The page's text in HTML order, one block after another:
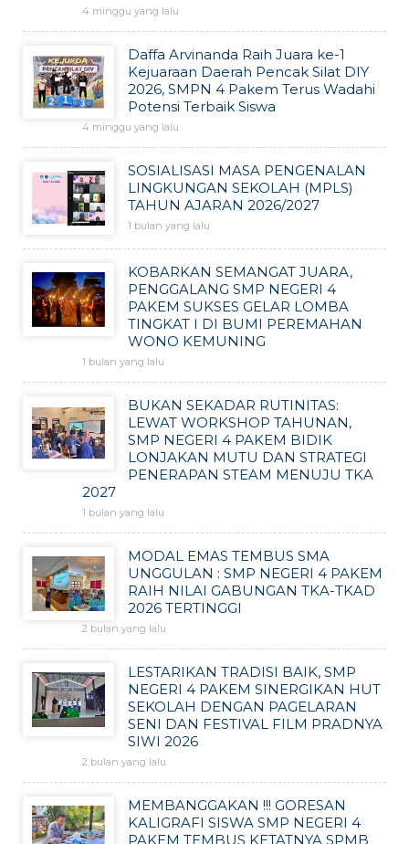
4 minggu yang lalu
Daffa Arvinanda Raih Juara ke-1
Kejuaraan Daerah Pencak Silat DIY
2026, SMPN 4 Pakem Terus Wadahi
Potensi Terbaik Siswa
4 minggu yang lalu
SOSIALISASI MASA PENGENALAN
LINGKUNGAN SEKOLAH (MPLS)
TAHUN AJARAN 2026/2027
1 bulan yang lalu
KOBARKAN SEMANGAT JUARA,
PENGGALANG SMP NEGERI 4
PAKEM SUKSES GELAR LOMBA
TINGKAT I DI BUMI PEREMAHAN
WONO KEMUNING
1 bulan yang lalu
BUKAN SEKADAR RUTINITAS:
LEWAT WORKSHOP TAHUNAN,
SMP NEGERI 4 PAKEM BIDIK
LONJAKAN MUTU DAN STRATEGI
PENERAPAN STEAM MENUJU TKA
2027
1 bulan yang lalu
MODAL EMAS TEMBUS SMA
UNGGULAN : SMP NEGERI 4 PAKEM
RAIH NILAI GABUNGAN TKA-TKAD
2026 TERTINGGI
2 bulan yang lalu
LESTARIKAN TRADISI BAIK, SMP
NEGERI 4 PAKEM SINERGIKAN HUT
SEKOLAH DENGAN PAGELARAN
SENI DAN FESTIVAL FILM PRADNYA
SIWI 2026
2 bulan yang lalu
MEMBANGGAKAN !!! GORESAN
KALIGRAFI SISWA SMP NEGERI 4
PAKEM TEMBUS KETATNYA SPMB